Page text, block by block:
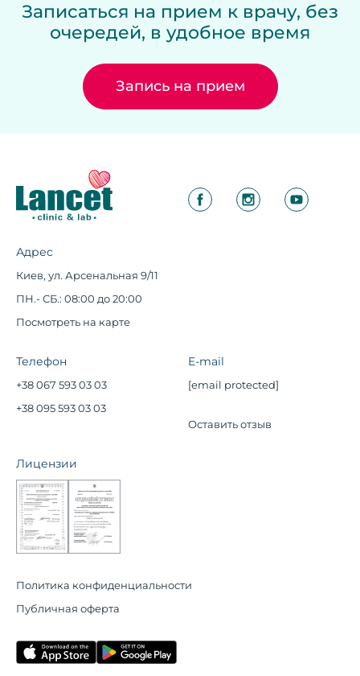
Записаться на прием к врачу, без
очередей, в удобное время
Запись на прием
Адрес
Киев, ул. Арсенальная 9/11
ПН.- СБ.: 08:00 до 20:00
Посмотреть на карте
Телефон
+38 067 593 03 03
+38 095 593 03 03
E-mail
[email protected]
Оставить отзыв
Лицензии
Политика конфиденциальности
Публичная оферта